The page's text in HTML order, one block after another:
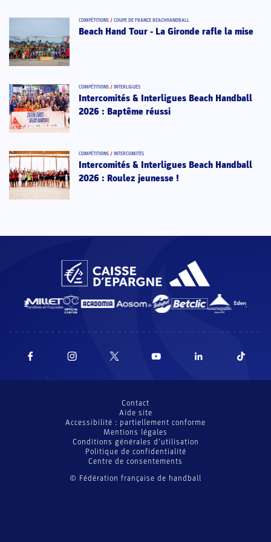
COMPÉTITIONS / COUPE DE FRANCE BEACHHANDBALL
Beach Hand Tour - La Gironde rafle la mise
COMPÉTITIONS / INTERLIGUES
Intercomités & Interligues Beach Handball
2026 : Baptême réussi
COMPÉTITIONS / INTERCOMITÉS
Intercomités & Interligues Beach Handball
2026 : Roulez jeunesse !
© Fédération française de handball
Contact
Aide site
Accessibilité : partiellement conforme
Mentions légales
Conditions générales d’utilisation
Politique de confidentialité
Centre de consentements